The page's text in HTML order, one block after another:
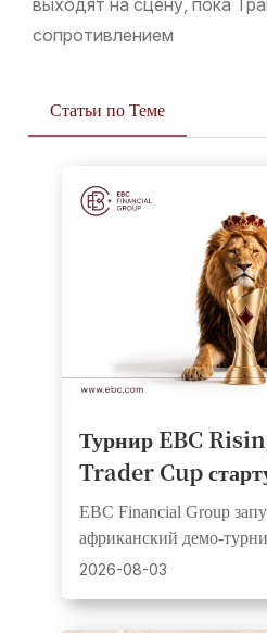
сопротивлением
Статьи по Теме
Турнир EBC
Trader Cup
странах Африки,
трейдерам
на денежные призы
EBC Financial Group
африканский демо-
призовым фондом
2026-08-03